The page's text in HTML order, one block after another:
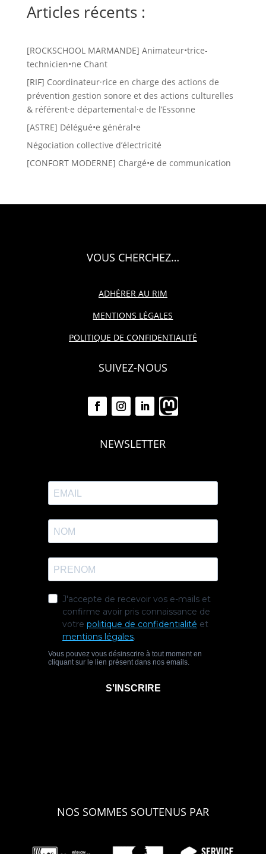
Articles récents :
[ROCKSCHOOL MARMANDE] Animateur•trice-
technicien•ne Chant
[RIF] Coordinateur·rice en charge des actions de
prévention gestion sonore et des actions culturelles
& référent·e départemental·e de l’Essonne
[ASTRE] Délégué•e général•e
Négociation collective d’électricité
[CONFORT MODERNE] Chargé•e de communication
VOUS CHERCHEZ…
ADHÉRER AU RIM
MENTIONS LÉGALES
POLITIQUE DE CONFIDENTIALITÉ
SUIVEZ-NOUS
NEWSLETTER
NOS SOMMES SOUTENUS PAR